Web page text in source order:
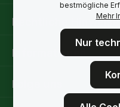
Rechtliche Hinweise
Informationen
Folge uns
bestmögliche
Mehr
Nur